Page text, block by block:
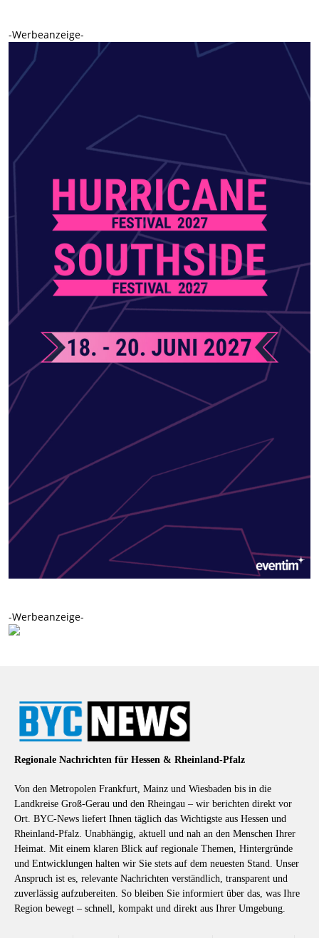
-Werbeanzeige-
-Werbeanzeige-
Regionale Nachrichten für Hessen & Rheinland-Pfalz
Von den Metropolen Frankfurt, Mainz und Wiesbaden bis in die
Landkreise Groß-Gerau und den Rheingau – wir berichten direkt vor
Ort. BYC-News liefert Ihnen täglich das Wichtigste aus Hessen und
Rheinland-Pfalz. Unabhängig, aktuell und nah an den Menschen Ihrer
Heimat. Mit einem klaren Blick auf regionale Themen, Hintergründe
und Entwicklungen halten wir Sie stets auf dem neuesten Stand. Unser
Anspruch ist es, relevante Nachrichten verständlich, transparent und
zuverlässig aufzubereiten. So bleiben Sie informiert über das, was Ihre
Region bewegt – schnell, kompakt und direkt aus Ihrer Umgebung.